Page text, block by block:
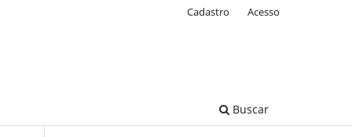
Buscar
Cadastro Acesso